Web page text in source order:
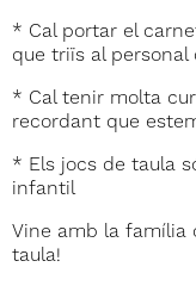
* Cal portar el
que triïs al personal
* Cal tenir molta
recordant que
* Els jocs de taula
infantil
Vine amb la família
taula!